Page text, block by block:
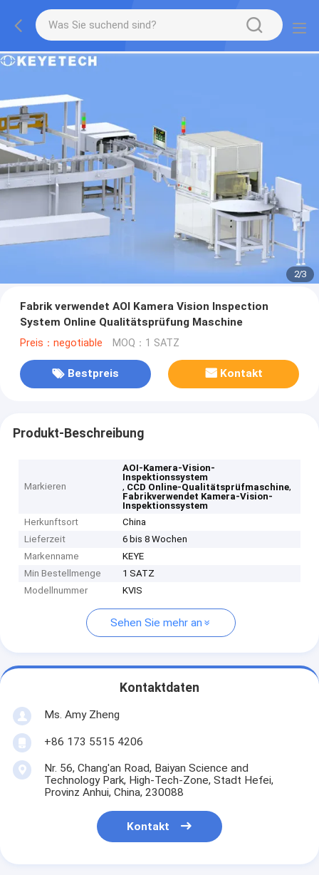
2/3
Fabrik verwendet AOI Kamera Vision Inspection
System Online Qualitätsprüfung Maschine
Preis：negotiable MOQ：1 SATZ
Bestpreis Kontakt
Produkt-Beschreibung
Markieren
AOI-Kamera-Vision-
Inspektionssystem
, CCD Online-Qualitätsprüfmaschine,
Fabrikverwendet Kamera-Vision-
Inspektionssystem
Herkunftsort
China
Lieferzeit
6 bis 8 Wochen
Markenname
KEYE
Min Bestellmenge
1 SATZ
Modellnummer
KVIS
Sehen Sie mehr an
Kontaktdaten
Ms. Amy Zheng
+86 173 5515 4206
Nr. 56, Chang'an Road, Baiyan Science and
Technology Park, High-Tech-Zone, Stadt Hefei,
Provinz Anhui, China, 230088
Kontakt